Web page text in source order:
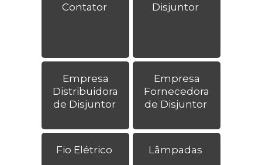
Contator Disjuntor
Empresa
Distribuidora
de Disjuntor
Empresa
Fornecedora
de Disjuntor
Fio Elétrico Lâmpadas